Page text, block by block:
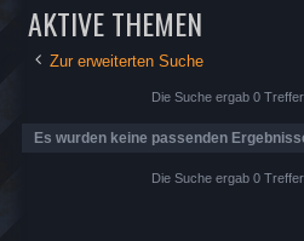
AKTIVE THEMEN
Zur erweiterten Suche
Die Suche ergab 0
Es wurden keine passenden
Die Suche ergab 0